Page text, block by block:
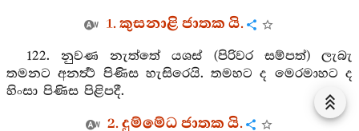
1. කුසනාළි ජාතක යි.
122. නුවණ නැත්තේ යශස් (පිරිවර සම්පත්) ලැබැ
තමනට අනර්‍ත්‍ථ පිණිස හැසිරෙයි. තමහට ද මෙරමාහට ද
හිංසා පිණිස පිළිපදී.
2. දුම්මේධ ජාතක යි.